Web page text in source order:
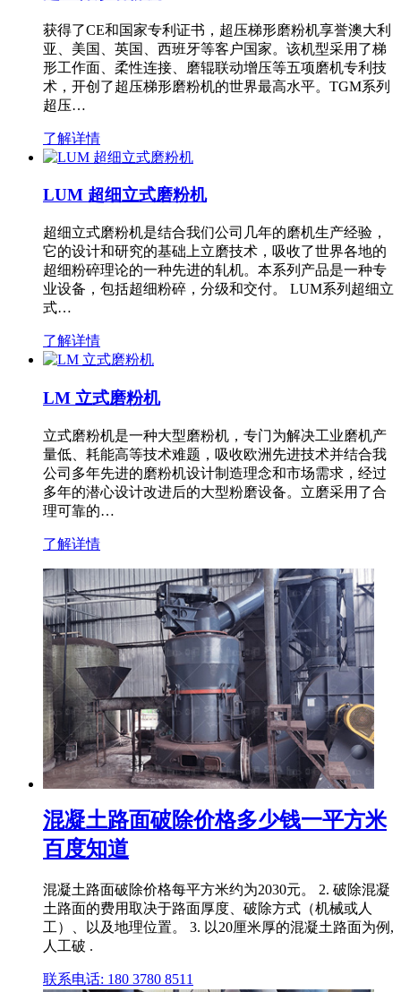
获得了CE和国家专利证书，超压梯形磨粉机享誉澳大利
亚、美国、英国、西班牙等客户国家。该机型采用了梯
形工作面、柔性连接、磨辊联动增压等五项磨机专利技
术，开创了超压梯形磨粉机的世界最高水平。TGM系列
超压…
了解详情
LUM 超细立式磨粉机
超细立式磨粉机是结合我们公司几年的磨机生产经验，
它的设计和研究的基础上立磨技术，吸收了世界各地的
超细粉碎理论的一种先进的轧机。本系列产品是一种专
业设备，包括超细粉碎，分级和交付。 LUM系列超细立
式…
了解详情
LM 立式磨粉机
立式磨粉机是一种大型磨粉机，专门为解决工业磨机产
量低、耗能高等技术难题，吸收欧洲先进技术并结合我
公司多年先进的磨粉机设计制造理念和市场需求，经过
多年的潜心设计改进后的大型粉磨设备。立磨采用了合
理可靠的…
了解详情
混凝土路面破除价格多少钱一平方米
百度知道
混凝土路面破除价格每平方米约为2030元。 2. 破除混凝
土路面的费用取决于路面厚度、破除方式（机械或人
工）、以及地理位置。 3. 以20厘米厚的混凝土路面为例,
人工破 .
联系电话: 180 3780 8511